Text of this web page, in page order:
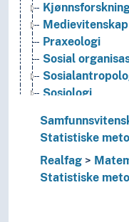
Medievitenskap
Praxeologi
Sosial
Sosiologi
Algebraisk
Anvendt
Geostatistikk
Statistiske
Realfag
Statistiske